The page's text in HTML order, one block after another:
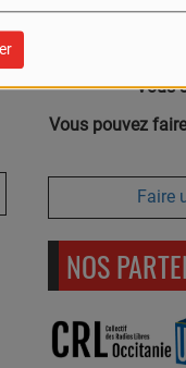
Vous
Vous pouvez
Faire
NOS